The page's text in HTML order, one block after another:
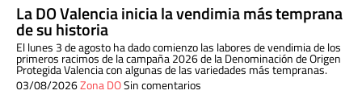
La DO Valencia inicia la vendimia más temprana
de su historia
El lunes 3 de agosto ha dado comienzo las labores de vendimia de los
primeros racimos de la campaña 2026 de la Denominación de Origen
Protegida Valencia con algunas de las variedades más tempranas.
03/08/2026Zona DOSin comentarios